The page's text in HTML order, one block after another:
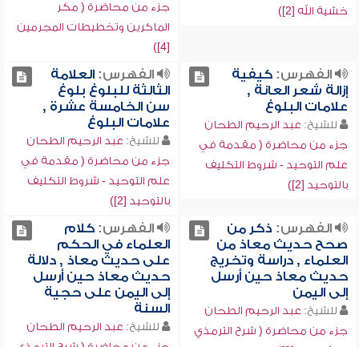
خشية الله [2])
جزء من محاضرة ( مكر
الماكرين وتخطيطات المجرمين
[4])
الفهرس:كيفية
إزالة شعر العانة ,
علامات البلوغ
للشيخ: عبد الرحيم الطحان
جزء من محاضرة ( مقدمة في
علم التوحيد - شروط التكليف
بالتوحيد [2])
الفهرس:العلامة
الثالثة للبلوغ بلوغ
سن الخامسة عشرة ,
علامات البلوغ
للشيخ: عبد الرحيم الطحان
جزء من محاضرة ( مقدمة في
علم التوحيد - شروط التكليف
بالتوحيد [2])
الفهرس: ذكر من
صحح حديث معاذ من
العلماء , دراسة وتخريج
حديث معاذ حين أرسل
إلى اليمن
للشيخ: عبد الرحيم الطحان
جزء من محاضرة ( شرح الترمذي
الفهرس:كلام
العلماء في الحكم
على حديث معاذ , دلالة
حديث معاذ حين أرسل
إلى اليمن على حجية
السنة
للشيخ: عبد الرحيم الطحان